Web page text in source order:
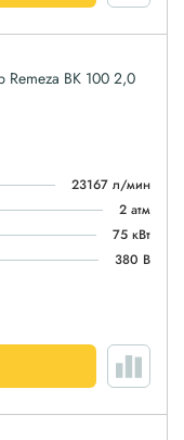
Remeza ВК 100 2,0
23167 л/мин
2 атм
75 кВт
380 В